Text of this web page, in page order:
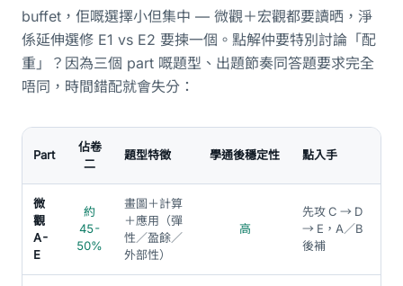
buffet，佢嘅選擇小但集中 — 微觀＋宏觀都要讀晒，淨
係延伸選修 E1 vs E2 要揀一個。點解仲要特別討論「配
重」？因為三個 part 嘅題型、出題節奏同答題要求完全
唔同，時間錯配就會失分：
Part
佔卷
二
題型特徵 學通後穩定性 點入手
微
觀
A-
E
約
45-
50%
畫圖＋計算
＋應用（彈
性／盈餘／
外部性）
高
先攻 C → D
→ E，A／B
後補